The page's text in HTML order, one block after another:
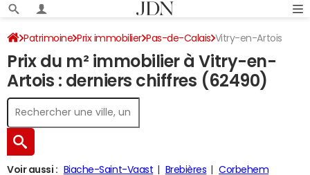
Patrimoine Prix immobilier Pas-de-Calais Vitry-en-Artois
Prix du m² immobilier à Vitry-en-
Artois : derniers chiffres (62490)
Voir aussi : Biache-Saint-Vaast Brebières Corbehem